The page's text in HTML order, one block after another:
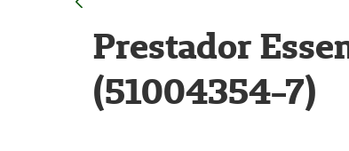
Prestador
(51004354-7)